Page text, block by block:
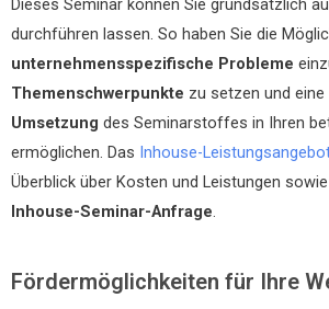
Dieses Seminar können Sie grundsätzlich
durchführen lassen. So haben Sie die
unternehmensspezifische Probleme
Themenschwerpunkte zu setzen und eine
Umsetzung des Seminarstoffes in Ihren
ermöglichen. Das Inhouse-
Überblick über Kosten und Leistungen
Inhouse-Seminar-Anfrage.
Fördermöglichkeiten für Ihre